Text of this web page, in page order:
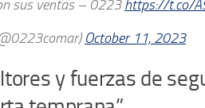
sus ventas – 0223https://t.co/
October 11, 2023
y fuerzas de